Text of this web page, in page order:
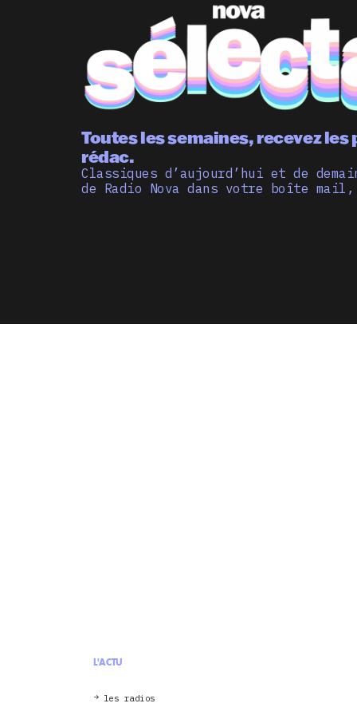
Toutes les semaines, recevez
rédac.
Classiques d’aujourd’hui et de
de Radio Nova dans votre boîte
L'ACTU
les radios